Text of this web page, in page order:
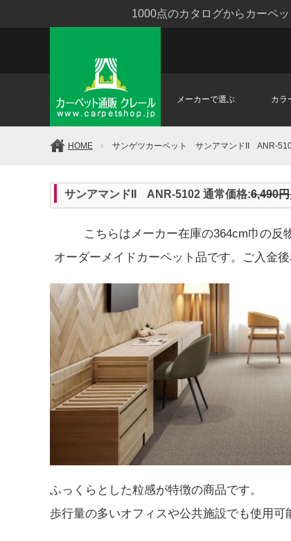
1000点のカタログからカーペ
メーカーで選ぶ カラ
HOME サンゲツカーペット サンアマンドII ANR-
サンアマンドII ANR-5102 通常価格:6,490円
こちらはメーカー在庫の364cm巾の反
オーダーメイドカーペット品です。ご入金
ふっくらとした粒感が特徴の商品です。
歩行量の多いオフィスや公共施設でも使用可